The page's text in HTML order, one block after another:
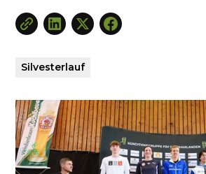
Silvesterlauf